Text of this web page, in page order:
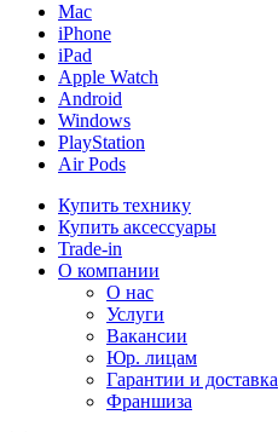
Mac
iPhone
iPad
Apple Watch
Android
Windows
PlayStation
Air Pods
Купить технику
Купить аксессуары
Trade-in
О компании
О нас
Услуги
Вакансии
Юр. лицам
Гарантии и доставка
Франшиза